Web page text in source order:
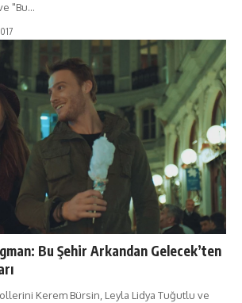
"Bu…
Bu Şehir Arkandan Gelecek’ten
Kerem Bürsin, Leyla Lidya Tuğutlu ve